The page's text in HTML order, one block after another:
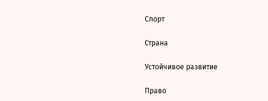
Спорт
Страна
Устойчивое развитие
Право